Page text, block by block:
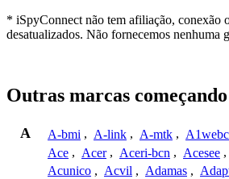
* iSpyConnect não tem afiliação, conexão
desatualizados. Não fornecemos nenhuma
Outras marcas
A A-bmi , A-link , A-mtk ,
Ace , Acer , Aceri-bcn , Acesee ,
Acunico , Acvil , Adamas ,